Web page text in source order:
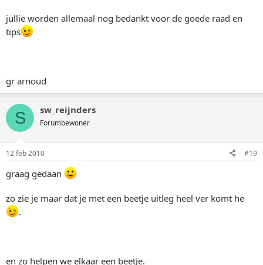
jullie worden allemaal nog bedankt voor de goede raad en
tips
gr arnoud
S sw_reijnders
Forumbewoner
12 feb 2010 #19
graag gedaan
zo zie je maar dat je met een beetje uitleg heel ver komt he
.
en zo helpen we elkaar een beetje.